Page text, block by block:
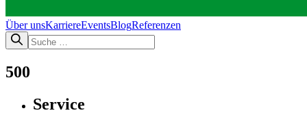
Über unsKarriereEventsBlogReferenzen
500
Service